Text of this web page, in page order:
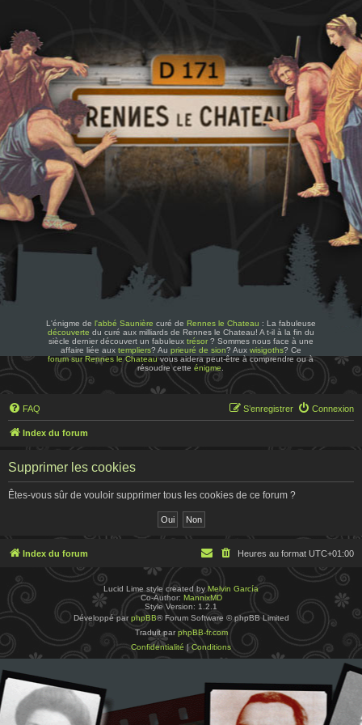
L'énigme de l'abbé Saunière curé de Rennes le Chateau : La fabuleuse
découverte du curé aux milliards de Rennes le Chateau! A t-il à la fin du
siècle dernier découvert un fabuleux trésor? Sommes nous face à une
affaire liée aux templiers? Au prieuré de sion? Aux wisigoths? Ce
forum sur Rennes le Chateauvous aidera peut-être à comprendre ou à
résoudre cetteénigme
FAQ Connexion
S’enregistrer
Index du forum
Supprimer les cookies
Êtes-vous sûr de vouloir supprimer tous les cookies de ce forum ?
Index du forum Heures au format UTC+01:00
Lucid Lime style created byMelvin García
Co-Author: MannixMD
Style Version: 1.2.1
Développé par phpBB® Forum Software © phpBB Limited
Traduit par phpBB-fr.com
Confidentialité | Conditions